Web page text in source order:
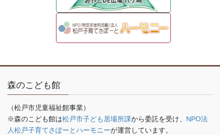
森のこども館
（松戸市児童福祉館事業）
※森のこども館は松戸市子ども居場所課から委託を受け、 NPO法
人松戸子育てさぽーとハーモニーが運営しています。